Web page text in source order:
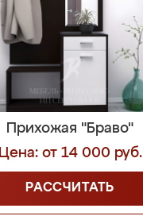
Прихожая "Браво"
Цена: от 14 000 руб.
РАССЧИТАТЬ